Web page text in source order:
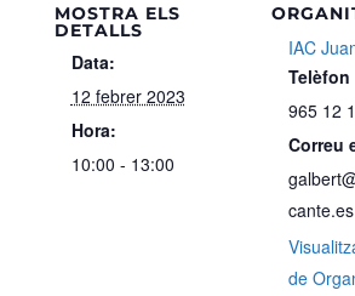
MOSTRA ELS
DETALLS
Data:
12 febrer 2023
Hora:
10:00 - 13:00
IAC
Telèfon
965 12
Correu
cante.es
de